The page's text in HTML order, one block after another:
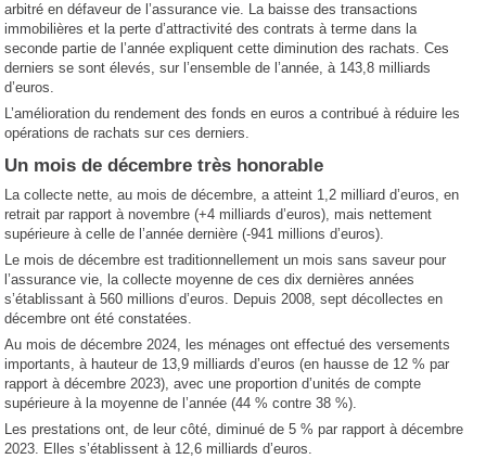
arbitré en défaveur de l’assurance vie. La baisse des transactions
immobilières et la perte d’attractivité des contrats à terme dans la
seconde partie de l’année expliquent cette diminution des rachats. Ces
derniers se sont élevés, sur l’ensemble de l’année, à 143,8 milliards
d’euros.
L’amélioration du rendement des fonds en euros a contribué à réduire les
opérations de rachats sur ces derniers.
Un mois de décembre très honorable
La collecte nette, au mois de décembre, a atteint 1,2 milliard d’euros, en
retrait par rapport à novembre (+4 milliards d’euros), mais nettement
supérieure à celle de l’année dernière (-941 millions d’euros).
Le mois de décembre est traditionnellement un mois sans saveur pour
l’assurance vie, la collecte moyenne de ces dix dernières années
s’établissant à 560 millions d’euros. Depuis 2008, sept décollectes en
décembre ont été constatées.
Au mois de décembre 2024, les ménages ont effectué des versements
importants, à hauteur de 13,9 milliards d’euros (en hausse de 12 % par
rapport à décembre 2023), avec une proportion d’unités de compte
supérieure à la moyenne de l’année (44 % contre 38 %).
Les prestations ont, de leur côté, diminué de 5 % par rapport à décembre
2023. Elles s’établissent à 12,6 milliards d’euros.